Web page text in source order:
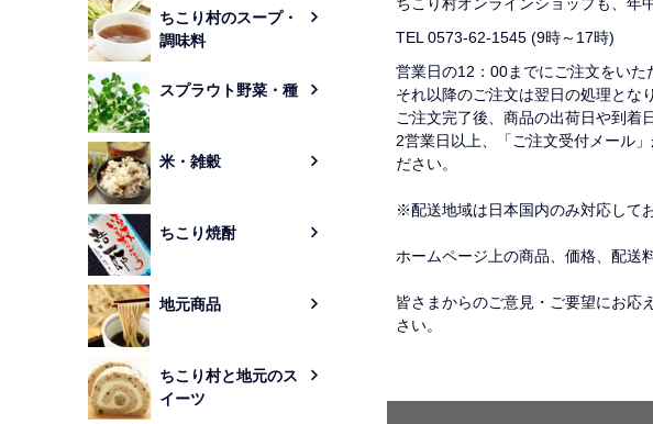
ちこり村のスープ・
調味料
スプラウト野菜・種
米・雑穀
ちこり焼酎
地元商品
ちこり村と地元のス
イーツ
TEL 0573-62-1545 (9時～17時)
営業日の12：00までにご注文をいた
それ以降のご注文は翌日の処理とな
ご注文完了後、商品の出荷日や到着
2営業日以上、「ご注文受付メール
ださい。
※配送地域は日本国内のみ対応して
ホームページ上の商品、価格、配送
皆さまからのご意見・ご要望にお応
さい。